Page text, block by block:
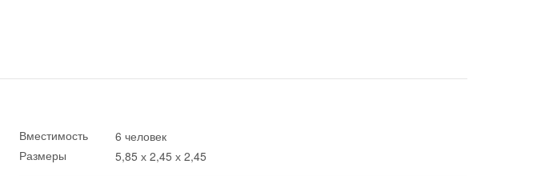
Вместимость 6 человек
Размеры 5,85 х 2,45 х 2,45